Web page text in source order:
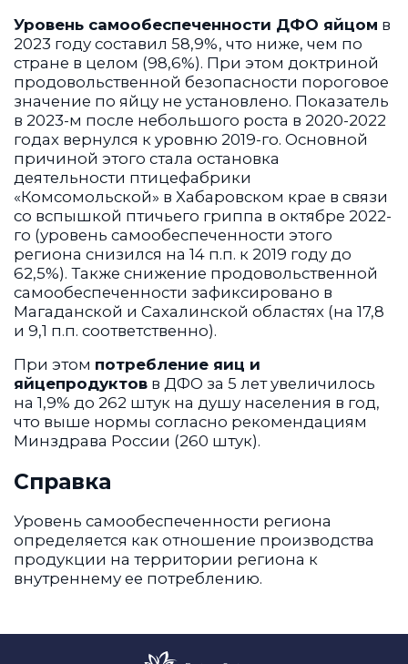
Уровень самообеспеченности ДФО яйцом в
2023 году составил 58,9%, что ниже, чем по
стране в целом (98,6%). При этом доктриной
продовольственной безопасности пороговое
значение по яйцу не установлено. Показатель
в 2023-м после небольшого роста в 2020-2022
годах вернулся к уровню 2019-го. Основной
причиной этого стала остановка
деятельности птицефабрики
«Комсомольской» в Хабаровском крае в связи
со вспышкой птичьего гриппа в октябре 2022-
го (уровень самообеспеченности этого
региона снизился на 14 п.п. к 2019 году до
62,5%). Также снижение продовольственной
самообеспеченности зафиксировано в
Магаданской и Сахалинской областях (на 17,8
и 9,1 п.п. соответственно).
При этом потребление яиц и
яйцепродуктов в ДФО за 5 лет увеличилось
на 1,9% до 262 штук на душу населения в год,
что выше нормы согласно рекомендациям
Минздрава России (260 штук).
Справка
Уровень самообеспеченности региона
определяется как отношение производства
продукции на территории региона к
внутреннему ее потреблению.